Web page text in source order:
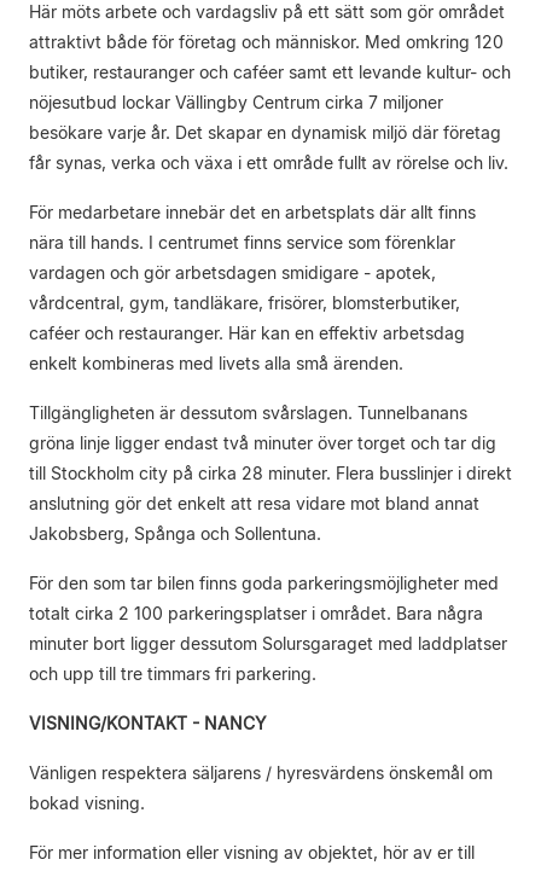
Här möts arbete och vardagsliv på ett sätt som gör området
attraktivt både för företag och människor. Med omkring 120
butiker, restauranger och caféer samt ett levande kultur- och
nöjesutbud lockar Vällingby Centrum cirka 7 miljoner
besökare varje år. Det skapar en dynamisk miljö där företag
får synas, verka och växa i ett område fullt av rörelse och liv.
För medarbetare innebär det en arbetsplats där allt finns
nära till hands. I centrumet finns service som förenklar
vardagen och gör arbetsdagen smidigare - apotek,
vårdcentral, gym, tandläkare, frisörer, blomsterbutiker,
caféer och restauranger. Här kan en effektiv arbetsdag
enkelt kombineras med livets alla små ärenden.
Tillgängligheten är dessutom svårslagen. Tunnelbanans
gröna linje ligger endast två minuter över torget och tar dig
till Stockholm city på cirka 28 minuter. Flera busslinjer i direkt
anslutning gör det enkelt att resa vidare mot bland annat
Jakobsberg, Spånga och Sollentuna.
För den som tar bilen finns goda parkeringsmöjligheter med
totalt cirka 2 100 parkeringsplatser i området. Bara några
minuter bort ligger dessutom Solursgaraget med laddplatser
och upp till tre timmars fri parkering.
VISNING/KONTAKT - NANCY
Vänligen respektera säljarens / hyresvärdens önskemål om
bokad visning.
För mer information eller visning av objektet, hör av er till